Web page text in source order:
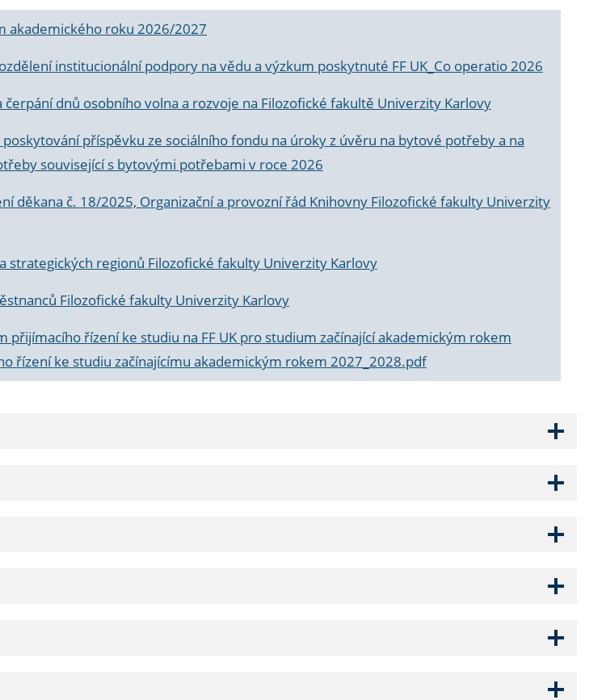
akademického roku 2026/2027
institucionální podpory na vědu a výzkum poskytnuté FF UK_Co operatio 2026
dnů osobního volna a rozvoje na Filozofické fakultě Univerzity Karlovy
příspěvku ze sociálního fondu na úroky z úvěru na bytové potřeby a na
související s bytovými potřebami v roce 2026
děkana č. 18/2025, Organizační a provozní řád Knihovny Filozofické fakulty Univerzity
strategických regionů Filozofické fakulty Univerzity Karlovy
Filozofické fakulty Univerzity Karlovy
přijímacího řízení ke studiu na FF UK pro studium začínající akademickým rokem
řízení ke studiu začínajícímu akademickým rokem 2027_2028.pdf